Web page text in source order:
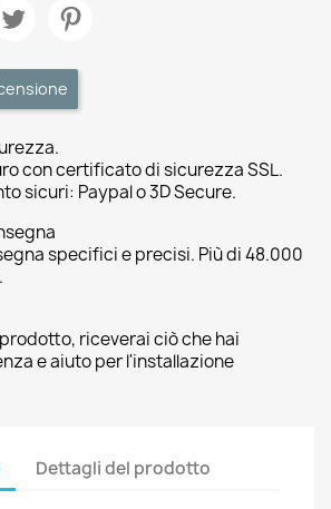
con certificato di sicurezza SSL.
sicuri: Paypal o 3D Secure.
specifici e precisi. Più di 48.000
riceverai ciò che hai
e aiuto per l'installazione
Dettagli del prodotto